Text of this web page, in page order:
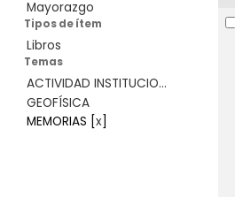
Mayorazgo
Tipos de ítem
Libros
Temas
ACTIVIDAD INSTITUCIO...
GEOFÍSICA
MEMORIAS x]